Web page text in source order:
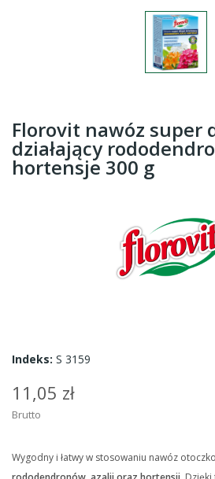
Florovit nawóz super
działający
hortensje 300 g
Indeks: S 3159
11,05 zł
Brutto
Wygodny i łatwy w stosowaniu nawóz